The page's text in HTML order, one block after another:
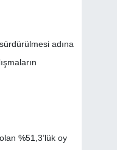
adına
%51,3’lük oy